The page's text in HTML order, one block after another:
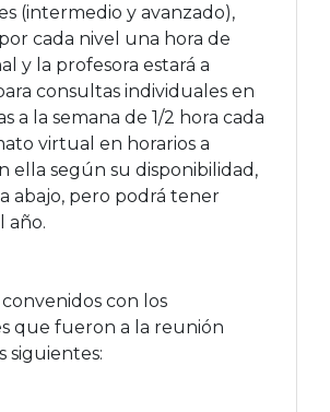
(intermedio y avanzado),
cada nivel una hora de
y la profesora estará a
consultas individuales en
a la semana de 1/2 hora cada
virtual en horarios a
ella según su disponibilidad,
abajo, pero podrá tener
año.
convenidos con los
que fueron a la reunión
siguientes: